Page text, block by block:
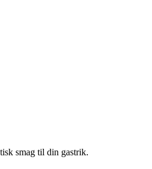
smag til din gastrik.